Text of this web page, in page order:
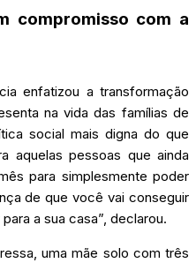
compromisso com a
enfatizou a transformação
na vida das famílias de
social mais digna do que
aquelas pessoas que ainda
para simplesmente poder
de que você vai conseguir
a sua casa”, declarou.
uma mãe solo com três